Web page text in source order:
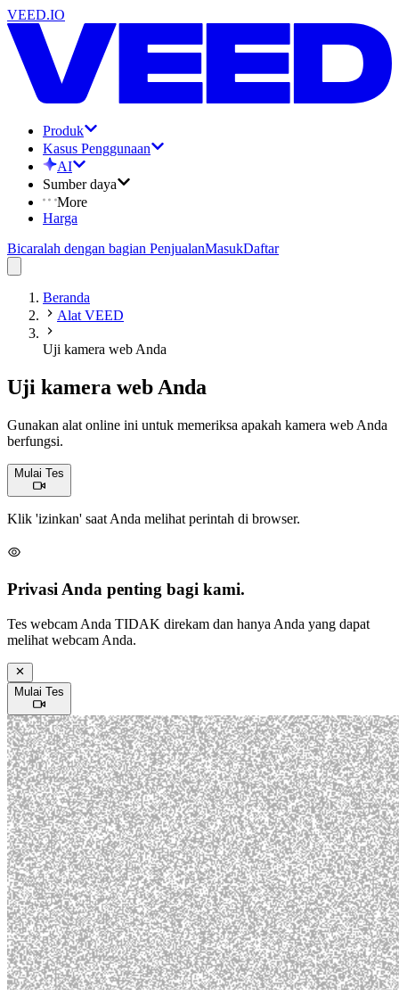
VEED.IO
Produk
Kasus Penggunaan
AI
Sumber daya
More
Harga
Bicaralah dengan bagian PenjualanMasukDaftar
Beranda
Alat VEED
Uji kamera web Anda
Uji kamera web Anda
Gunakan alat online ini untuk memeriksa apakah kamera web Anda
berfungsi.
Mulai Tes
Klik 'izinkan' saat Anda melihat perintah di browser.
Privasi Anda penting bagi kami.
Tes webcam Anda TIDAK direkam dan hanya Anda yang dapat
melihat webcam Anda.
Mulai Tes